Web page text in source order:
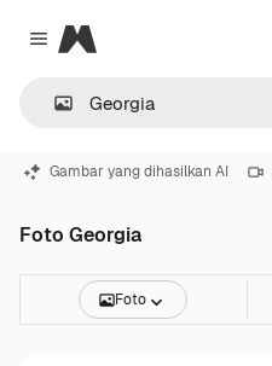
Close menu
Magnific
Gambar yang dihasilkan AI
Foto Georgia
Foto